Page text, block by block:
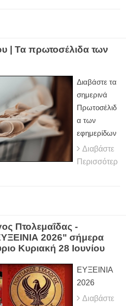
| Τα πρωτοσέλιδα των
Διαβάστε τα
σημερινά
Πρωτοσέλιδ
α των
εφημερίδων
Διαβάστε
Περισσότερ
Πτολεμαΐδας -
2026" σήμερα
Κυριακή 28 Ιουνίου
ΕΥΞΕΙΝΙΑ
2026
Διαβάστε